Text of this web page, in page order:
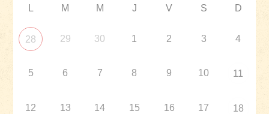
L M M J V S D
28 29 30 1 2 3 4
5 6 7 8 9 10 11
12 13 14 15 16 17 18